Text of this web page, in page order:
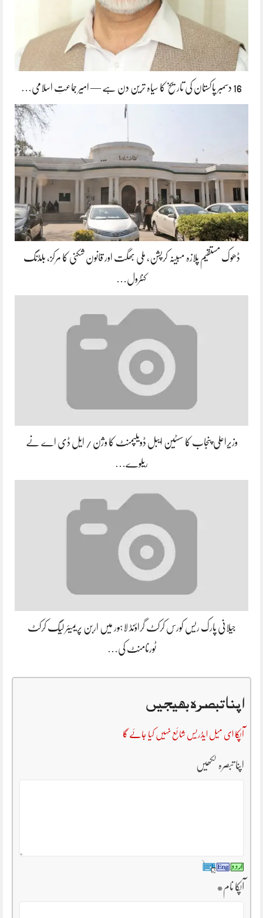
16 دسمبر پاکستان کی تاریخ کا سیاہ ترین دن ہے — امیر جماعتِ اسلامی…
ڈھوک مستقیم پلازہ مبینہ کرپشن، ملی بھگت اور قانون شکنی کا مرکز، بلڈنگ
کنٹرول…
وزیراعلی پنجاب کا سسٹین ایبل ڈویلپمنٹ کا وژن / ایل ڈی اے نے
ریلوے…
جیلانی پارک ریس کورس کرکٹ گراؤنڈ لاہور میں اربن پریمیئر لیگ کرکٹ
ٹورنامنٹ کی…
اپنا تبصرہ بھیجیں
آپکا ای میل ایڈریس شائع نہیں کیا جائے گا
اپنا تبصرہ لکھیں
آپکا نام*